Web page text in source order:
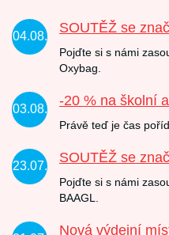
04.08.
SOUTĚŽ se
Pojďte si s námi
Oxybag.
03.08.
-20 % na školní
Právě teď je čas
23.07.
SOUTĚŽ se
Pojďte si s námi
BAAGL.
Nová výdejní